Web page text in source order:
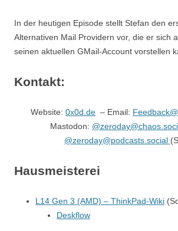
In der heutigen Episode stellt Stefan den
Alternativen Mail Providern vor, die er sich
seinen aktuellen GMail-Account vorstellen
Kontakt:
Website: 0x0d.de – Email:
Mastodon:
@zeroday@podcasts.social
Hausmeisterei
L14 Gen 3 (AMD) – ThinkPad-Wiki
Deskflow